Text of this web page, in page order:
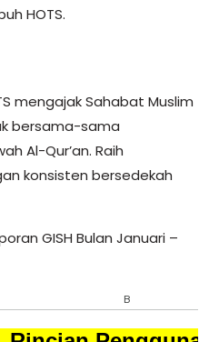
HOTS.
mengajak Sahabat Muslim
bersama-sama
Al-Qur’an. Raih
konsisten bersedekah
GISH Bulan Januari –